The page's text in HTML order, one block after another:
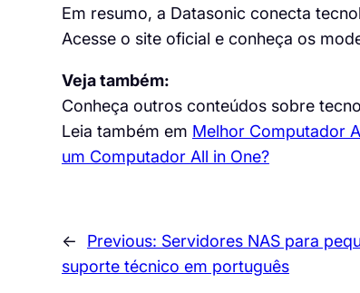
Em resumo, a Datasonic conecta
Acesse o site oficial e conheça os
Veja também:
Conheça outros conteúdos sobre
Leia também em Melhor Computador
um Computador All in One?
← Previous: Servidores NAS para
suporte técnico em português